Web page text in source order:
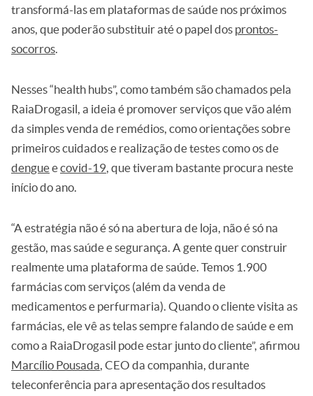
transformá-las em plataformas de saúde nos próximos
anos, que poderão substituir até o papel dos prontos-
socorros
Nesses “health hubs”, como também são chamados pela
RaiaDrogasil, a ideia é promover serviços que vão além
da simples venda de remédios, como orientações sobre
primeiros cuidados e realização de testes como os de
dengueecovid-19 , que tiveram bastante procura neste
início do ano.
“A estratégia não é só na abertura de loja, não é só na
gestão, mas saúde e segurança. A gente quer construir
realmente uma plataforma de saúde. Temos 1.900
farmácias com serviços (além da venda de
medicamentos e perfurmaria). Quando o cliente visita as
farmácias, ele vê as telas sempre falando de saúde e em
como a RaiaDrogasil pode estar junto do cliente”, afirmou
Marcílio Pousada , CEO da companhia, durante
teleconferência para apresentação dos resultados